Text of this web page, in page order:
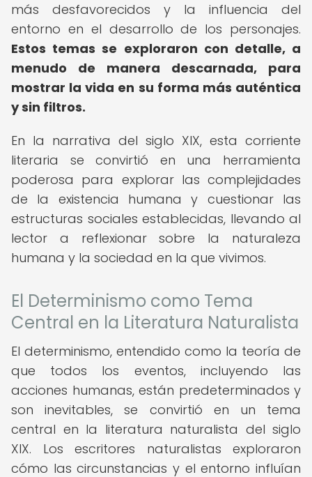
más desfavorecidos y la influencia del
entorno en el desarrollo de los personajes.
Estos temas se exploraron con detalle, a
menudo de manera descarnada, para
mostrar la vida en su forma más auténtica
y sin filtros.
En la narrativa del siglo XIX, esta corriente
literaria se convirtió en una herramienta
poderosa para explorar las complejidades
de la existencia humana y cuestionar las
estructuras sociales establecidas, llevando al
lector a reflexionar sobre la naturaleza
humana y la sociedad en la que vivimos.
El Determinismo como Tema
Central en la Literatura Naturalista
El determinismo, entendido como la teoría de
que todos los eventos, incluyendo las
acciones humanas, están predeterminados y
son inevitables, se convirtió en un tema
central en la literatura naturalista del siglo
XIX. Los escritores naturalistas exploraron
cómo las circunstancias y el entorno influían